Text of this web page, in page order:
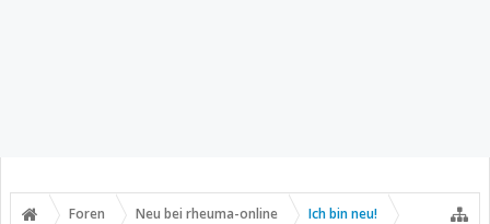
Foren Neu bei rheuma-online Ich bin neu!